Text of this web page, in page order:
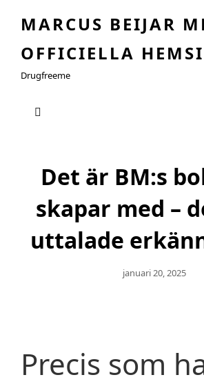
MARCUS BEIJAR
OFFICIELLA
Drugfreeme
Det är BM:s
skapar med –
uttalade
Publicerat
Januari 20, 2025
Precis som